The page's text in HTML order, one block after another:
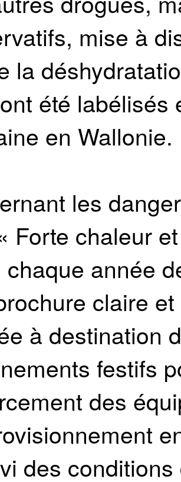
mise à
la
été labélisés
en Wallonie.
les
Forte chaleur
chaque année
claire
à destination
festifs
des
des